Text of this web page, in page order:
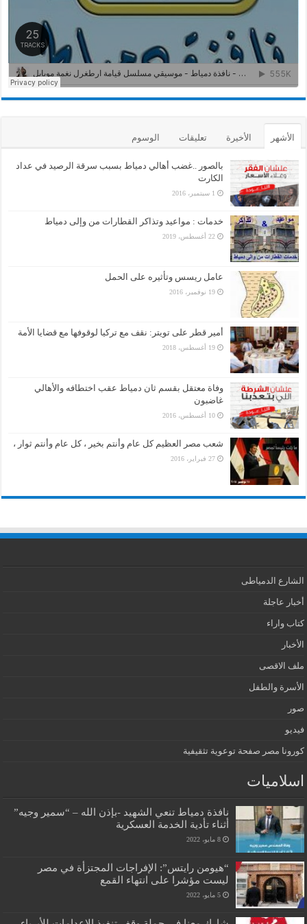
الأشهر الأخيرة تعليقات الوسوم
بالصور ..غضب أهالي دمياط بسبب سرقة الرصيد في عداد
الكارت
1 سبتمبر، 2016
خدمات : مواعيد وتذاكر القطارات من وإلى دمياط
22 أغسطس، 2019
عامل ريسس وتأثيره على الحمل
19 نوفمبر، 2016
أمير قطر على تويتر: نقف مع تركيا لوقوفها مع قضايا الأمة
19 أغسطس، 2018
وفاة معتقل بقسم ثان دمياط عقب اختطافه والأهالي
غاضبون
10 أغسطس، 2016
شعب مصر العظيم كل عام وأنتم بخير ، كل عام وأنتم ثوار ،
27 فبراير، 2016
الشارع الدمياطى
أخبار عاجلة
كتاب واراء
الأخبار
ملف الاقصى
الأسرة والطفل
صور
فيديو
كورونا مصر صفحة توعوية تثقيفية
اسلاميات
نافذة دمياط تنعي الشهيد -بإذن الله – “سمير وجيه”
أثناء تأدية الخدمة العسكرية
8 مايو، 2022
“هيومن رايتس”: الإفراجات المجتزأة في مصر
ليست مؤشرا على انتهاء القمع
5 مايو، 2022